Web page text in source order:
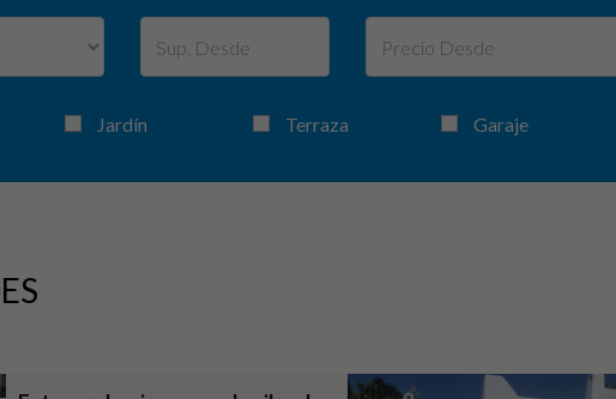
Jardín Terraza Garaje